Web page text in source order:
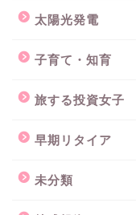
太陽光発電
子育て・知育
旅する投資女子
早期リタイア
未分類